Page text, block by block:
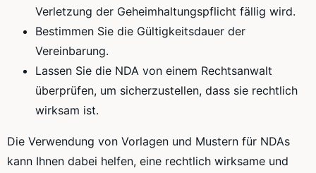
Verletzung der Geheimhaltungspflicht fällig wird.
Bestimmen Sie die Gültigkeitsdauer der
Vereinbarung.
Lassen Sie die NDA von einem Rechtsanwalt
überprüfen, um sicherzustellen, dass sie rechtlich
wirksam ist.
Die Verwendung von Vorlagen und Mustern für NDAs
kann Ihnen dabei helfen, eine rechtlich wirksame und